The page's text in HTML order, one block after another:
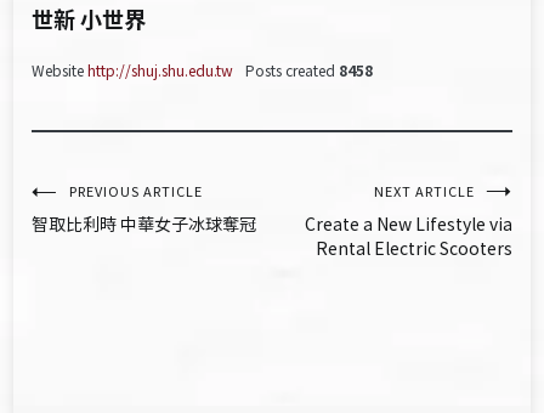
世新 小世界
Websitehttp://shuj.shu.edu.tw Posts created 8458
文
章
PREVIOUS ARTICLE
智取比利時 中華女子冰球奪冠
NEXT ARTICLE
Create a New Lifestyle via
Rental Electric Scooters